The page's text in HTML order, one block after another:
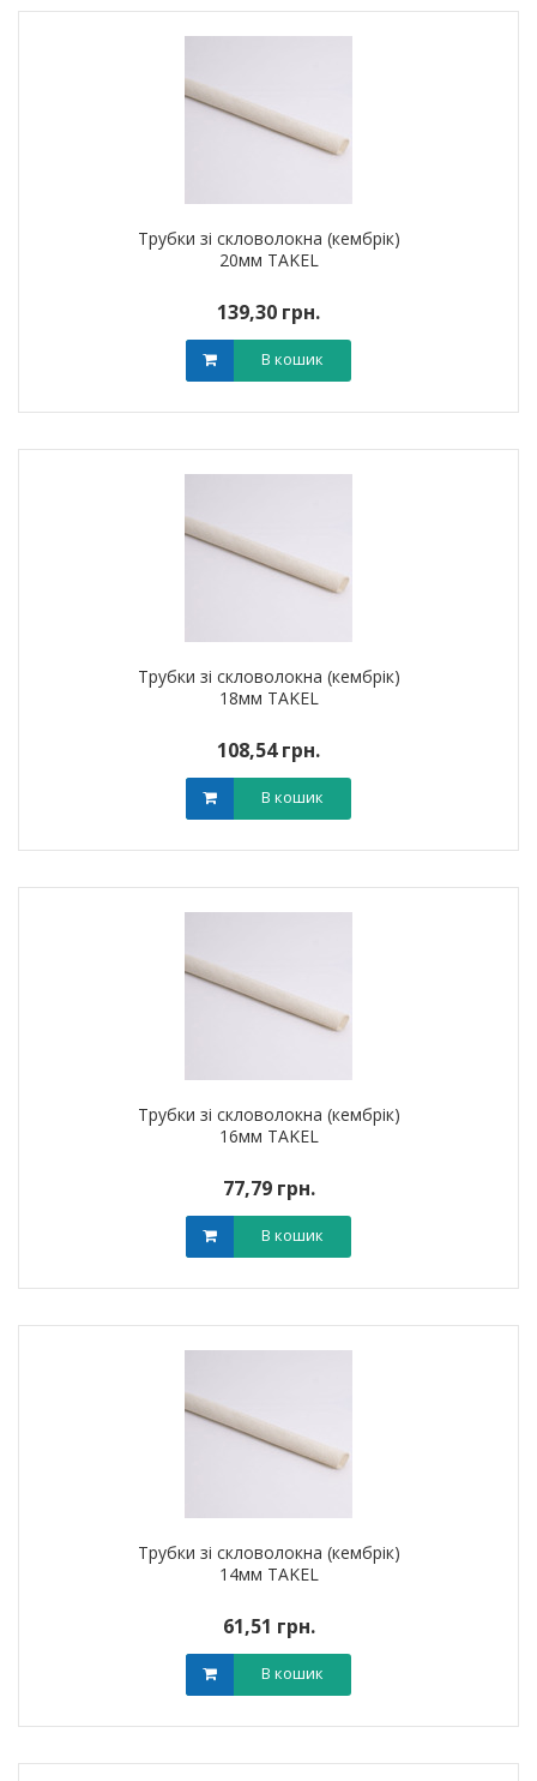
Трубки зі скловолокна (кембрік)
20мм TAKEL
139,30 грн.
В кошик
Трубки зі скловолокна (кембрік)
18мм TAKEL
108,54 грн.
В кошик
Трубки зі скловолокна (кембрік)
16мм TAKEL
77,79 грн.
В кошик
Трубки зі скловолокна (кембрік)
14мм TAKEL
61,51 грн.
В кошик